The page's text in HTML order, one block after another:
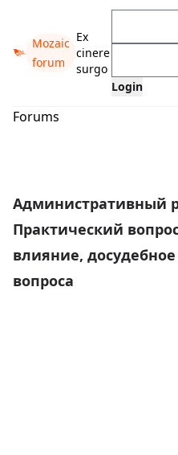
Mozaic
forum
Ex
cinere
surgo
Forums
Административный
Практический
влияние,
вопроса